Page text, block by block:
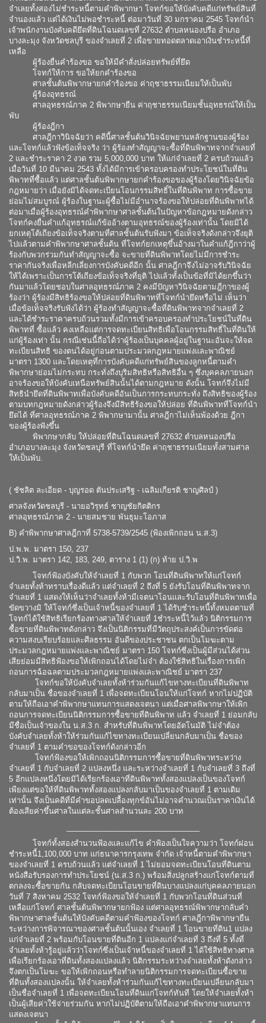
จำเลยทั้งสองไม่ชำระหนี้ตามคำพิพากษา โจทก์ขอให้บังคับคดีแก่ทรัพย์สินที่
จำนองแล้ว แต่ได้เงินไม่พอชำระหนี้ ต่อมาวันที่ 30 มกราคม 2545 โจทก์นำ
เจ้าพนักงานบังคับคดียึดที่ดินโฉนดเลขที่ 27632 ตำบลหนองปรือ อำเภอ
บางละมุง จังหวัดชลบุรี ของจำเลยที่ 2 เพื่อขายทอดตลาดเอาเงินชำระหนี้ที่
เหลือ
ผู้ร้องยื่นคำร้องขอ ขอให้มีคำสั่งปล่อยทรัพย์ที่ยึด
โจทก์ให้การ ขอให้ยกคำร้องขอ
ศาลชั้นต้นพิพากษายกคำร้องขอ ค่าฤชาธรรมเนียมให้เป็นพับ
ผู้ร้องอุทธรณ์
ศาลอุทธรณ์ภาค 2 พิพากษายืน ค่าฤชาธรรมเนียมชั้นอุทธรณ์ให้เป็น
พับ
ผู้ร้องฎีกา
ศาลฎีกาวินิจฉัยว่า คดีนี้ศาลชั้นต้นวินิจฉัยพยานหลักฐานของผู้ร้อง
และโจทก์แล้วฟังข้อเท็จจริง ว่า ผู้ร้องทำสัญญาจะซื้อที่ดินพิพาทจากจำเลยที่
2 และชำระราคา 2 งวด รวม 5,000,000 บาท ให้แก่จำเลยที่ 2 ครบถ้วนแล้ว
เมื่อวันที่ 10 มีนาคม 2543 ทั้งได้มีการเข้าครอบครองทำประโยชน์ในที่ดิน
พิพาทที่ซื้อแล้ว แต่ศาลชั้นต้นพิพากษายกคำร้องขอของผู้ร้องโดยวินิจฉัยข้อ
กฎหมายว่า เมื่อยังมิได้จดทะเบียนโอนกรรมสิทธิ์ในที่ดินพิพาท การซื้อขาย
ย่อมไม่สมบูรณ์ ผู้ร้องในฐานะผู้ซื้อไม่มีอำนาจร้องขอให้ปล่อยที่ดินพิพาทได้
ต่อมาเมื่อผู้ร้องอุทธรณ์คำพิพากษาศาลชั้นต้นในปัญหาข้อกฎหมายดังกล่าว
โจทก์คงยื่นคำแก้อุทธรณ์แก้ข้ออ้างตามอุทธรณ์ของผู้ร้องเท่านั้น โดยมิได้
ยกเหตุโต้เถียงข้อเท็จจริงตามที่ศาลชั้นต้นรับฟังมา ข้อเท็จจริงดังกล่าวจึงยุติ
ไปแล้วตามคำพิพากษาศาลชั้นต้น ที่โจทก์ยกเหตุขึ้นอ้างมาในคำแก้ฎีกาว่าผู้
ร้องกับพวกร่วมกันทำสัญญาจะซื้อ จะขายที่ดินพิพาทโดยไม่มีการชำระ
ราคากันจริงเพื่อหลีกเลี่ยงการบังคับคดีอีก นั้น ศาลฎีกาจึงไม่อาจรับวินิจฉัย
ให้ได้เพราะเป็นการโต้เถียงข้อเท็จจริงที่ยุติ ไปแล้วทั้งเป็นข้อที่มิได้ยกขึ้นว่า
กันมาแล้วโดยชอบในศาลอุทธรณ์ภาค 2 คงมีปัญหาวินิจฉัยตามฎีกาของผู้
ร้องว่า ผู้ร้องมีสิทธิร้องขอให้ปล่อยที่ดินพิพาทที่โจทก์นำยึดหรือไม่ เห็นว่า
เมื่อข้อเท็จจริงรับฟังได้ว่า ผู้ร้องทำสัญญาจะซื้อที่ดินพิพาทจากจำเลยที่ 2
และได้ชำระราคาครบถ้วนรวมทั้งมีการเข้าครอบครองทำประโยชน์ในที่ดิน
พิพาทที่ ซื้อแล้ว คงเหลือแต่การจดทะเบียนสิทธิเพื่อโอนกรรมสิทธิ์ในที่ดินให้
แก่ผู้ร้องเท่า นั้น กรณีเช่นนี้ถือได้ว่าผู้ร้องเป็นบุคคลผู้อยู่ในฐานะอันจะให้จด
ทะเบียนสิทธิ ของตนได้อยู่ก่อนตามประมวลกฎหมายแพ่งและพาณิชย์
มาตรา 1300 และโดยเหตุที่การบังคับคดีแก่ทรัพย์สินของลูกหนี้ตามคำ
พิพากษาย่อมไม่กระทบ กระทั่งถึงบุริมสิทธิหรือสิทธิอื่น ๆ ซึ่งบุคคลภายนอก
อาจร้องขอให้บังคับเหนือทรัพย์สินนั้นได้ตามกฎหมาย ดังนั้น โจทก์จึงไม่มี
สิทธินำยึดที่ดินพิพาทเพื่อบังคับคดีอันเป็นการกระทบกระทั่ง ถึงสิทธิของผู้ร้อง
ตามบทกฎหมายดังกล่าวผู้ร้องจึงมีสิทธิร้องขอให้ปล่อย ที่ดินพิพาทที่โจทก์นำ
ยึดได้ ที่ศาลอุทธรณ์ภาค 2 พิพากษามานั้น ศาลฎีกาไม่เห็นพ้องด้วย ฎีกา
ของผู้ร้องฟังขึ้น
พิพากษากลับ ให้ปล่อยที่ดินโฉนดเลขที่ 27632 ตำบลหนองปรือ
อำเภอบางละมุง จังหวัดชลบุรี ที่โจทก์นำยึด ค่าฤชาธรรมเนียมทั้งสามศาล
ให้เป็นพับ.
( ชัชลิต ละเอียด - บุญรอด ตันประเสริฐ - เฉลิมเกียรติ ชาญศิลป์ )
ศาลจังหวัดชลบุรี - นายอวิรุทธ์ ชาญชัยกิตติกร
ศาลอุทธรณ์ภาค 2 - นายสมชาย พันธุมะโอภาส
B) คำพิพากษาศาลฎีกาที่ 5738-5739/2545 (ฟ้องเพิกถอน น.ส.3)
ป.พ.พ. มาตรา 150, 237
ป.วิ.พ. มาตรา 142, 183, 249, ตาราง 1 (1) (ก) ท้าย ป.วิ.พ
โจทก์ฟ้องบังคับให้จำเลยที่ 1 กับพวก โอนที่ดินพิพาทให้แก่โจทก์
จำเลยทั้งห้าทราบเรื่องดีแล้ว แต่จำเลยที่ 2 ถึงที่ 5 ยังรับโอนที่ดินพิพาทจาก
จำเลยที่ 1 แสดงให้เห็นว่าจำเลยทั้งห้ามีเจตนาโอนและรับโอนที่ดินพิพาทเพื่อ
ขัดขวางมิ ให้โจทก์ซึ่งเป็นเจ้าหนี้ของจำเลยที่ 1 ได้รับชำระหนี้ทั้งหมดตามที่
โจทก์ได้ใช้สิทธิเรียกร้องทางศาลให้จำเลยที่ 1ชำระหนี้ไว้แล้ว นิติกรรมการ
ซื้อขายที่ดินพิพาทดังกล่าว จึงเป็นนิติกรรมที่มีวัตถุประสงค์เป็นการขัดต่อ
ความสงบเรียบร้อยและศีลธรรม อันดีของประชาชน ตกเป็นโมฆะตาม
ประมวลกฎหมายแพ่งและพาณิชย์ มาตรา 150 โจทก์ซึ่งเป็นผู้มีส่วนได้ส่วน
เสียย่อมมีสิทธิฟ้องขอให้เพิกถอนได้โดยไม่จำ ต้องใช้สิทธิในเรื่องการเพิก
ถอนการฉ้อฉลตามประมวลกฎหมายแพ่งและพาณิชย์ มาตรา 237
โจทก์ขอให้บังคับจำเลยทั้งห้าร่วมกันแก้ไขทางทะเบียนที่ดินพิพาท
กลับมาเป็น ชื่อของจำเลยที่ 1 เพื่อจดทะเบียนโอนให้แก่โจทก์ หากไม่ปฏิบัติ
ตามให้ถือเอาคำพิพากษาแทนการแสดงเจตนา แต่เมื่อศาลพิพากษาให้เพิก
ถอนการจดทะเบียนนิติกรรมการซื้อขายที่ดินพิพาท แล้ว จำเลยที่ 1 ย่อมกลับ
มีชื่อเป็นเจ้าของใน น.ส.3 ก. สำหรับที่ดินพิพาทโดยอัตโนมัติ ไม่จำต้อง
บังคับจำเลยทั้งห้าให้ร่วมกันแก้ไขทางทะเบียนเปลี่ยนกลับมาเป็น ชื่อของ
จำเลยที่ 1 ตามคำขอของโจทก์ดังกล่าวอีก
โจทก์ฟ้องขอให้เพิกถอนนิติกรรมการซื้อขายที่ดินพิพาทระหว่าง
จำเลยที่ 1 กับจำเลยที่ 2 แปลงหนึ่ง และระหว่างจำเลยที่ 1 กับจำเลยที่ 3 ถึงที่
5 อีกแปลงหนึ่งโดยมิได้เรียกร้องเอาที่ดินพิพาททั้งสองแปลงเป็นของโจทก์
เพียงแต่ขอให้ที่ดินพิพาททั้งสองแปลงกลับมาเป็นของจำเลยที่ 1 ตามเดิม
เท่านั้น จึงเป็นคดีที่มีคำขอปลดเปลื้องทุกข์อันไม่อาจคำนวณเป็นราคาเงินได้
ต้องเสียค่าขึ้นศาลในแต่ละชั้นศาลสำนวนละ 200 บาท
โจทก์ทั้งสองสำนวนฟ้องและแก้ไข คำฟ้องเป็นใจความว่า โจทก์ผ่อน
ชำระหนี้1,100,000 บาท แก่ธนาคารกรุงเทพ จำกัด เจ้าหนี้ตามคำพิพากษา
ของจำเลยที่ 1 ครบถ้วนแล้ว แต่จำเลยที่ 1 ไม่ยอมจดทะเบียนโอนที่ดินตาม
หนังสือรับรองการทำประโยชน์ (น.ส.3 ก.) พร้อมสิ่งปลูกสร้างแก่โจทก์ตามที่
ตกลงจะซื้อขายกัน กลับจดทะเบียนโอนขายที่ดินบางแปลงแก่บุคคลภายนอก
วันที่ 7 สิงหาคม 2532 โจทก์ฟ้องขอให้จำเลยที่ 1 กับพวกโอนที่ดินส่วนที่
เหลือแก่โจทก์ ศาลชั้นต้นพิพากษายกฟ้อง แต่ศาลอุทธรณ์พิพากษากลับคำ
พิพากษาศาลชั้นต้นให้บังคับคดีตามคำฟ้องของโจทก์ ศาลฎีกาพิพากษายืน
ระหว่างการพิจารณาของศาลชั้นต้นนั้นเอง จำเลยที่ 1 โอนขายที่ดิน1 แปลง
แก่จำเลยที่ 2 พร้อมกับโอนขายที่ดินอีก 1 แปลงแก่จำเลยที่ 3 ถึงที่ 5 ทั้งที่
จำเลยทั้งห้ารู้อยู่แล้วว่าโจทก์ซึ่งเป็นเจ้าหนี้ของจำเลยที่ 1 ได้ใช้สิทธิทางศาล
เพื่อเรียกร้องเอาที่ดินทั้งสองแปลงแล้ว นิติกรรมระหว่างจำเลยทั้งห้าดังกล่าว
จึงตกเป็นโมฆะ ขอให้เพิกถอนหรือทำลายนิติกรรมการจดทะเบียนซื้อขาย
ที่ดินทั้งสองแปลงนั้น ให้จำเลยทั้งห้าร่วมกันแก้ไขทางทะเบียนเปลี่ยนกลับมา
เป็นชื่อจำเลยที่ 1 เพื่อจดทะเบียนโอนที่ดินแก่โจทก์ทันที โดยให้จำเลยทั้งห้า
เป็นผู้เสียค่าใช้จ่ายร่วมกัน หากไม่ปฏิบัติตามให้ถือเอาคำพิพากษาแทนการ
แสดงเจตนา